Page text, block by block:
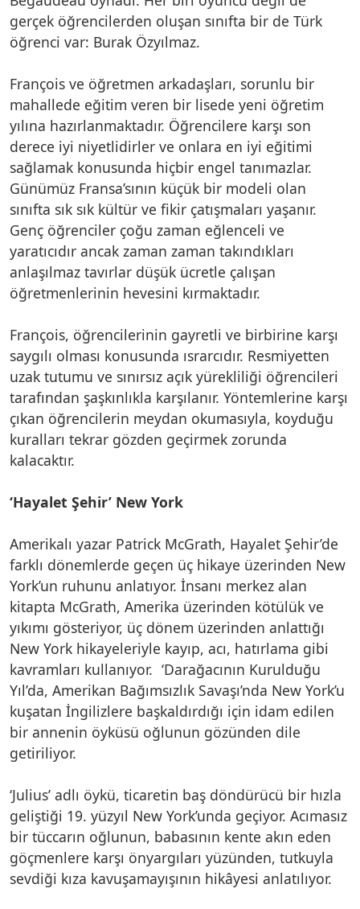
gerçek öğrencilerden oluşan sınıfta bir de Türk
öğrenci var: Burak Özyılmaz.
François ve öğretmen arkadaşları, sorunlu bir
mahallede eğitim veren bir lisede yeni öğretim
yılına hazırlanmaktadır. Öğrencilere karşı son
derece iyi niyetlidirler ve onlara en iyi eğitimi
sağlamak konusunda hiçbir engel tanımazlar.
Günümüz Fransa’sının küçük bir modeli olan
sınıfta sık sık kültür ve fikir çatışmaları yaşanır.
Genç öğrenciler çoğu zaman eğlenceli ve
yaratıcıdır ancak zaman zaman takındıkları
anlaşılmaz tavırlar düşük ücretle çalışan
öğretmenlerinin hevesini kırmaktadır.
François, öğrencilerinin gayretli ve birbirine karşı
saygılı olması konusunda ısrarcıdır. Resmiyetten
uzak tutumu ve sınırsız açık yürekliliği öğrencileri
tarafından şaşkınlıkla karşılanır. Yöntemlerine karşı
çıkan öğrencilerin meydan okumasıyla, koyduğu
kuralları tekrar gözden geçirmek zorunda
kalacaktır.
‘Hayalet Şehir’ New York
Amerikalı yazar Patrick McGrath, Hayalet Şehir’de
farklı dönemlerde geçen üç hikaye üzerinden New
York’un ruhunu anlatıyor. İnsanı merkez alan
kitapta McGrath, Amerika üzerinden kötülük ve
yıkımı gösteriyor, üç dönem üzerinden anlattığı
New York hikayeleriyle kayıp, acı, hatırlama gibi
kavramları kullanıyor. ‘Darağacının Kurulduğu
Yıl’da, Amerikan Bağımsızlık Savaşı’nda New York’u
kuşatan İngilizlere başkaldırdığı için idam edilen
bir annenin öyküsü oğlunun gözünden dile
getiriliyor.
‘Julius’ adlı öykü, ticaretin baş döndürücü bir hızla
geliştiği 19. yüzyıl New York’unda geçiyor. Acımasız
bir tüccarın oğlunun, babasının kente akın eden
göçmenlere karşı önyargıları yüzünden, tutkuyla
sevdiği kıza kavuşamayışının hikâyesi anlatılıyor.